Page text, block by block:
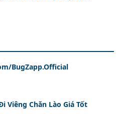
BugZapp.Official
Viêng Chăn Lào Giá Tốt